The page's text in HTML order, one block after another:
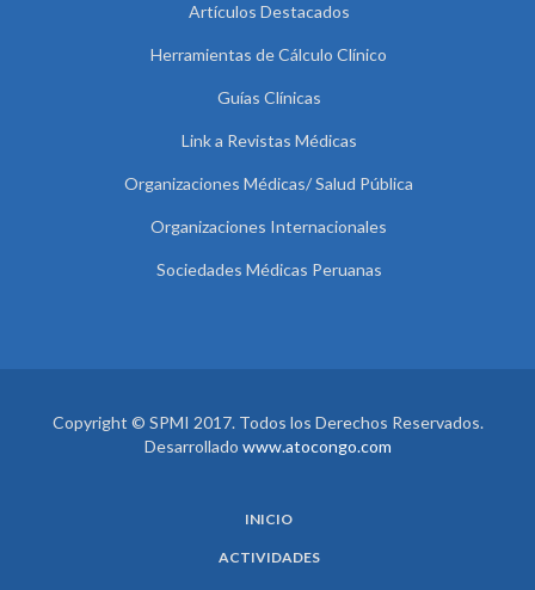
Artículos Destacados
Herramientas de Cálculo Clínico
Guías Clínicas
Link a Revistas Médicas
Organizaciones Médicas/ Salud Pública
Organizaciones Internacionales
Sociedades Médicas Peruanas
Copyright © SPMI 2017. Todos los Derechos Reservados.
Desarrollado www.atocongo.com
INICIO
ACTIVIDADES